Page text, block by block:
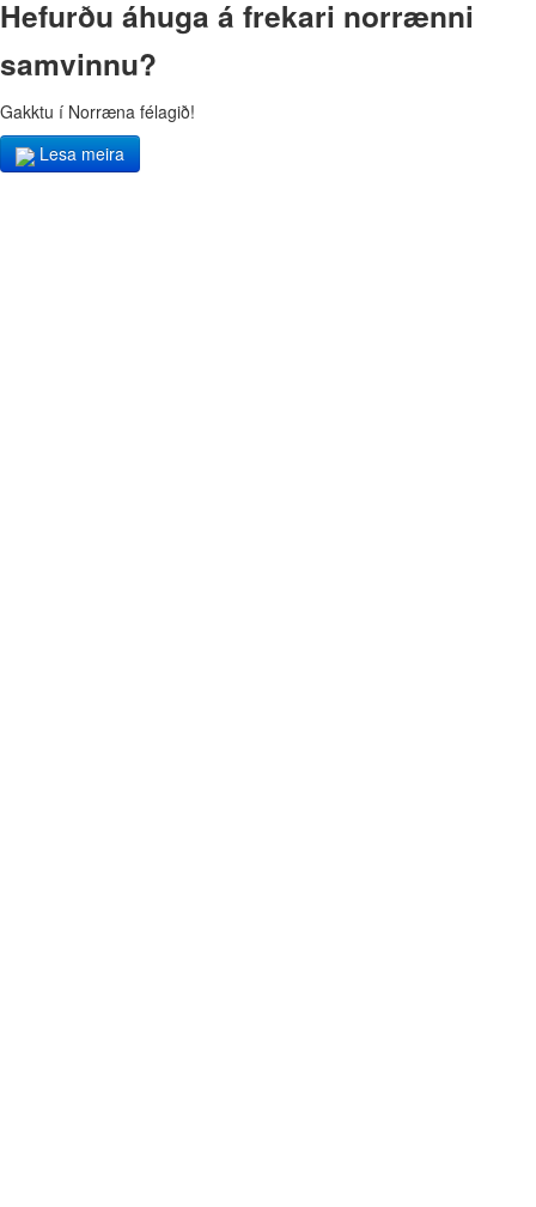
Hefurðu áhuga á frekari norrænni
samvinnu?
Gakktu í Norræna félagið!
Lesa meira